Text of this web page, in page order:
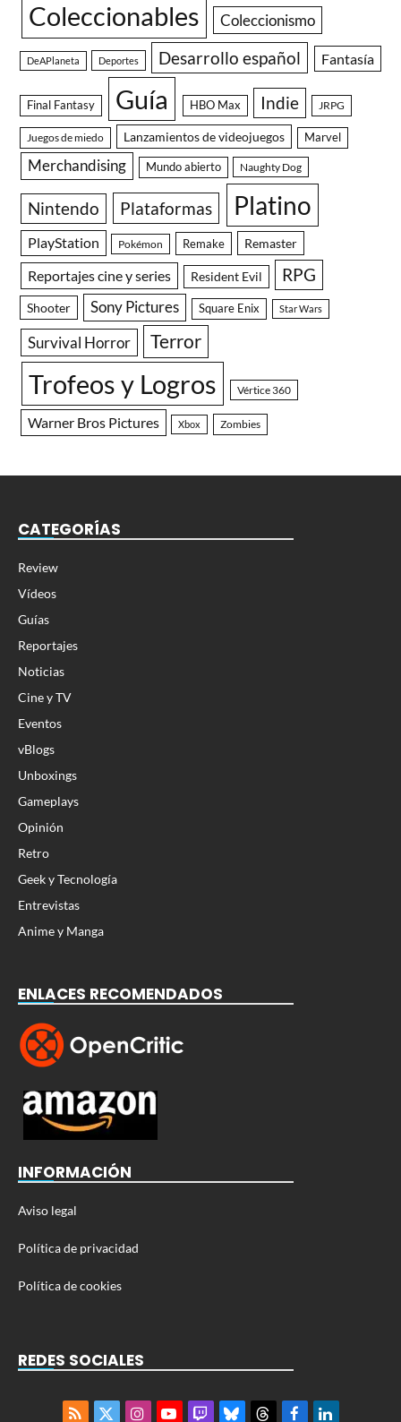
Coleccionables Coleccionismo
DeAPlaneta Deportes Desarrollo español Fantasía
Final Fantasy Guía HBO Max Indie JRPG
Juegos de miedo Lanzamientos de videojuegos Marvel
Merchandising Mundo abierto Naughty Dog
Nintendo Plataformas Platino
PlayStation Pokémon Remake Remaster
Reportajes cine y series Resident Evil RPG
Shooter Sony Pictures Square Enix Star Wars
Survival Horror Terror
Trofeos y Logros Vértice 360
Warner Bros Pictures Xbox Zombies
CATEGORÍAS
Review
Vídeos
Guías
Reportajes
Noticias
Cine y TV
Eventos
vBlogs
Unboxings
Gameplays
Opinión
Retro
Geek y Tecnología
Entrevistas
Anime y Manga
ENLACES RECOMENDADOS
INFORMACIÓN
Aviso legal
Política de privacidad
Política de cookies
REDES SOCIALES